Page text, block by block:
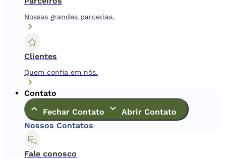
Nossas grandes parcerias.
Clientes
Quem confia em nós.
Contato
Fechar Contato
Abrir Contato
Nossos Contatos
Fale conosco